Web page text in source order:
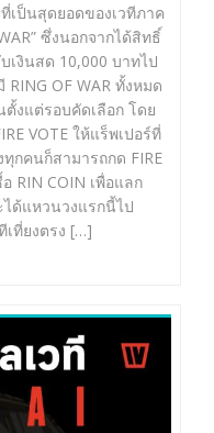
เป็นสุดยอดของเวทีภาค
ซึ่งนอกจากได้สิทธิ์
เงินสด 10,000 บาทไป
OF WAR ทั้งหมด
งแต่รอบคัดเลือก โดย
VOTE ให้แร็พเปอร์ที่
กคนก็สามารถกด FIRE
RIN COIN เพื่อแลก
ได้แหวนวงแรกนี้ไป
เที่ยงตรง […]